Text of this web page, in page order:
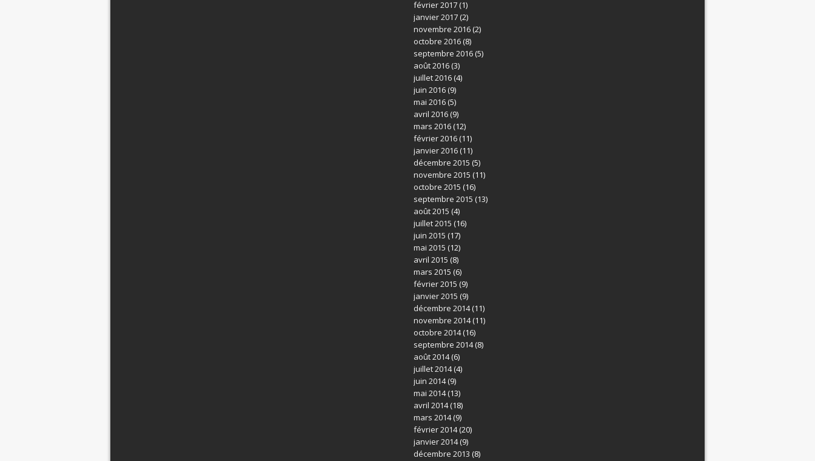
février 2017(1)
janvier 2017(2)
novembre 2016(2)
octobre 2016(8)
septembre 2016(5)
août 2016(3)
juillet 2016(4)
juin 2016(9)
mai 2016(5)
avril 2016(9)
mars 2016(12)
février 2016(11)
janvier 2016(11)
décembre 2015 (5)
novembre 2015 (11)
octobre 2015 (16)
septembre 2015 (13)
août 2015 (4)
juillet 2015 (16)
juin 2015 (17)
mai 2015 (12)
avril 2015 (8)
mars 2015 (6)
février 2015 (9)
janvier 2015 (9)
décembre 2014(11)
novembre 2014(11)
octobre 2014(16)
septembre 2014(8)
août 2014(6)
juillet 2014(4)
juin 2014(9)
mai 2014(13)
avril 2014(18)
mars 2014(9)
février 2014(20)
janvier 2014(9)
décembre 2013 (8)